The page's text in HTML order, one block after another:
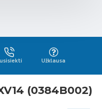
Užklausa
(0384B002)